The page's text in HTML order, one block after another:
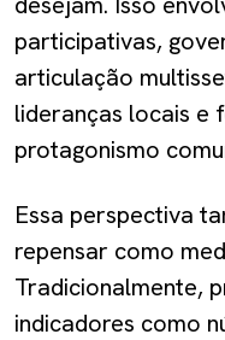
participativas,
articulação
lideranças locais e
protagonismo
Essa perspectiva
repensar como
Tradicionalmente,
indicadores como